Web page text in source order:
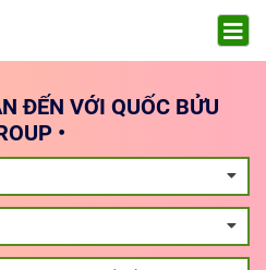
ĐẾN VỚI QUỐC BỬU
•